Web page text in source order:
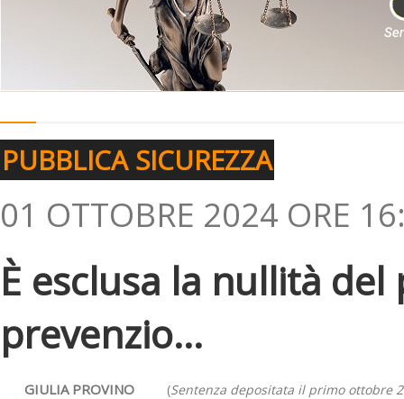
PUBBLICA SICUREZZA
01 OTTOBRE 2024 ORE
È esclusa la nullità
prevenzio...
GIULIA PROVINO (Sentenza depositata il primo ottobre